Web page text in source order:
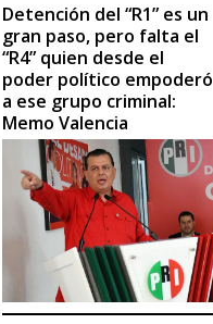
Detención del “R1” es un
gran paso, pero falta el
“R4” quien desde el
poder político empoderó
a ese grupo criminal:
Memo Valencia